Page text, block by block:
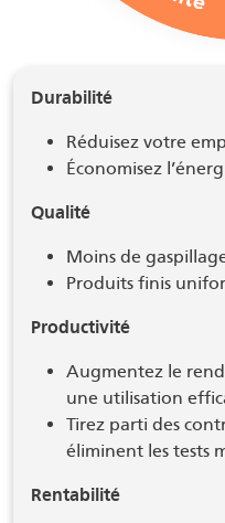
Durabilité
Réduisez votre
Économisez
Qualité
Moins de
Produits finis
Productivité
Augmentez le
une utilisation
Tirez parti des
éliminent les tests
Rentabilité